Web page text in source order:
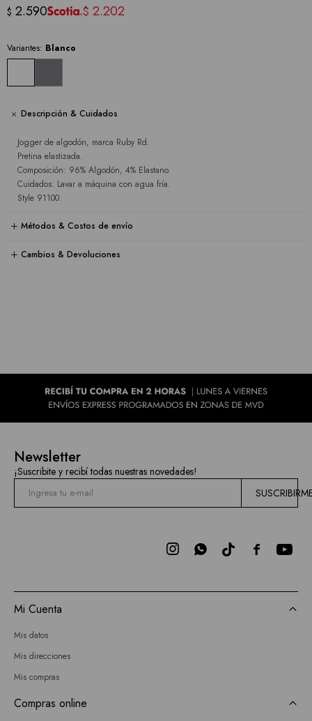
$ 2.590 $ 2.202
Variantes: Blanco
Descripción & Cuidados
Jogger de algodón, marca Ruby Rd.
Pretina elastizada.
Composición: 96% Algodón, 4% Elastano.
Cuidados: Lavar a máquina con agua fría.
Style 91100.
Métodos & Costos de envío
Cambios & Devoluciones
Newsletter
¡Suscribite y recibí todas nuestras novedades!

 
Mi Cuenta
Mis datos
Mis direcciones
Mis compras
Compras online